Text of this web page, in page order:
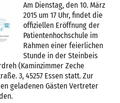
Am Dienstag, den 10. März
2015 um 17 Uhr, findet die
offiziellen Eröffnung der
Patientenhochschule im
Rahmen einer feierlichen
Stunde in der Steinbeis
(Kaminzimmer Zeche
3, 45257 Essen statt. Zur
geladenen Gästen Vertreter